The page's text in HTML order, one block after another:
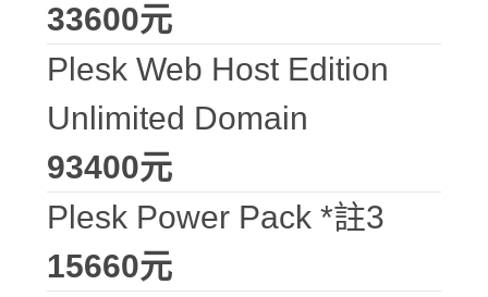
33600元
Plesk Web Host Edition
Unlimited Domain
93400元
Plesk Power Pack *註3
15660元